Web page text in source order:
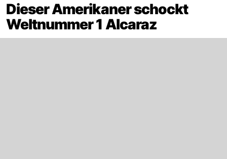
Dieser Amerikaner schockt
Weltnummer 1 Alcaraz